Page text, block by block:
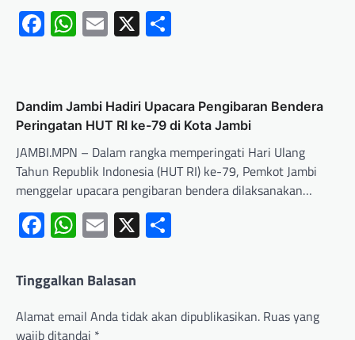
Facebook
WhatsApp
Email
X
Dandim Jambi Hadiri Upacara Pengibaran Bendera
Peringatan HUT RI ke-79 di Kota Jambi
JAMBI.MPN – Dalam rangka memperingati Hari Ulang
Tahun Republik Indonesia (HUT RI) ke-79, Pemkot Jambi
menggelar upacara pengibaran bendera dilaksanakan…
Facebook
WhatsApp
Email
X
Tinggalkan Balasan
Alamat email Anda tidak akan dipublikasikan. Ruas yang
wajib ditandai *